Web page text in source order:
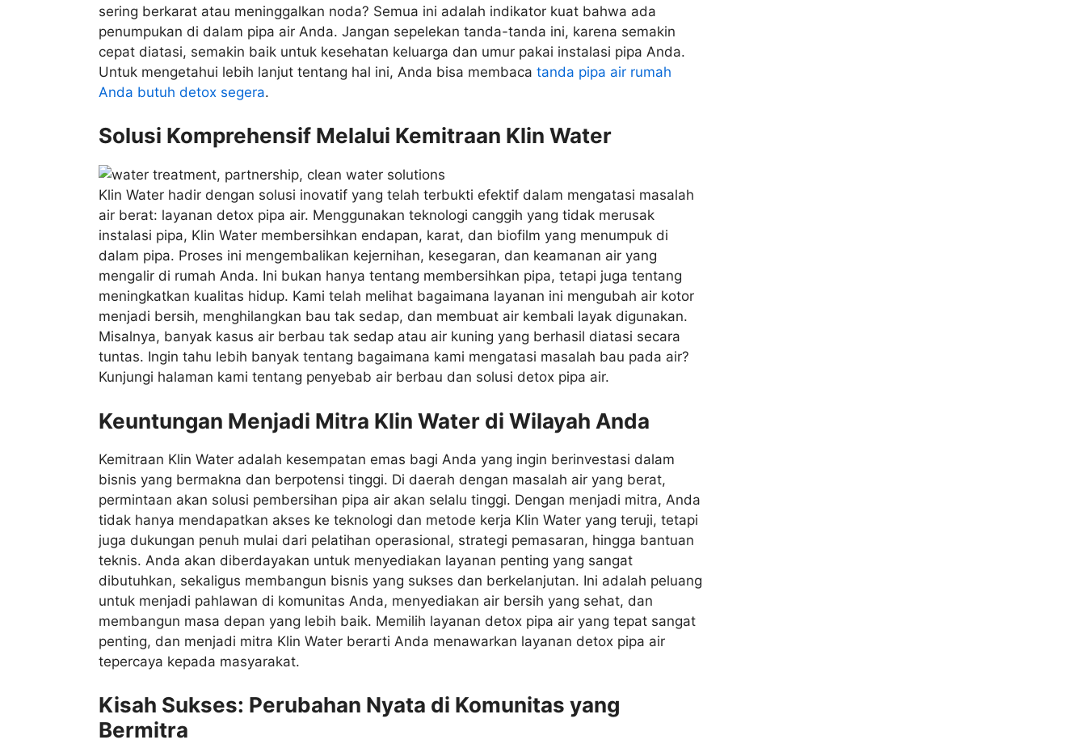
sering berkarat atau meninggalkan noda? Semua ini adalah indikator kuat bahwa ada
penumpukan di dalam pipa air Anda. Jangan sepelekan tanda-tanda ini, karena semakin
cepat diatasi, semakin baik untuk kesehatan keluarga dan umur pakai instalasi pipa Anda.
Untuk mengetahui lebih lanjut tentang hal ini, Anda bisa membaca tanda pipa air rumah
Anda butuh detox segera.
Solusi Komprehensif Melalui Kemitraan Klin Water
Klin Water hadir dengan solusi inovatif yang telah terbukti efektif dalam mengatasi masalah
air berat: layanan detox pipa air. Menggunakan teknologi canggih yang tidak merusak
instalasi pipa, Klin Water membersihkan endapan, karat, dan biofilm yang menumpuk di
dalam pipa. Proses ini mengembalikan kejernihan, kesegaran, dan keamanan air yang
mengalir di rumah Anda. Ini bukan hanya tentang membersihkan pipa, tetapi juga tentang
meningkatkan kualitas hidup. Kami telah melihat bagaimana layanan ini mengubah air kotor
menjadi bersih, menghilangkan bau tak sedap, dan membuat air kembali layak digunakan.
Misalnya, banyak kasus air berbau tak sedap atau air kuning yang berhasil diatasi secara
tuntas. Ingin tahu lebih banyak tentang bagaimana kami mengatasi masalah bau pada air?
Kunjungi halaman kami tentang penyebab air berbau dan solusi detox pipa air.
Keuntungan Menjadi Mitra Klin Water di Wilayah Anda
Kemitraan Klin Water adalah kesempatan emas bagi Anda yang ingin berinvestasi dalam
bisnis yang bermakna dan berpotensi tinggi. Di daerah dengan masalah air yang berat,
permintaan akan solusi pembersihan pipa air akan selalu tinggi. Dengan menjadi mitra, Anda
tidak hanya mendapatkan akses ke teknologi dan metode kerja Klin Water yang teruji, tetapi
juga dukungan penuh mulai dari pelatihan operasional, strategi pemasaran, hingga bantuan
teknis. Anda akan diberdayakan untuk menyediakan layanan penting yang sangat
dibutuhkan, sekaligus membangun bisnis yang sukses dan berkelanjutan. Ini adalah peluang
untuk menjadi pahlawan di komunitas Anda, menyediakan air bersih yang sehat, dan
membangun masa depan yang lebih baik. Memilih layanan detox pipa air yang tepat sangat
penting, dan menjadi mitra Klin Water berarti Anda menawarkan layanan detox pipa air
tepercaya kepada masyarakat.
Kisah Sukses: Perubahan Nyata di Komunitas yang
Bermitra